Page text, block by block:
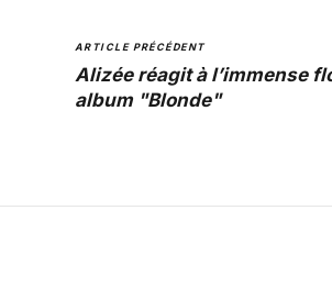
ARTICLE PRÉCÉDENT
Alizée réagit à l’immense
album "Blonde"